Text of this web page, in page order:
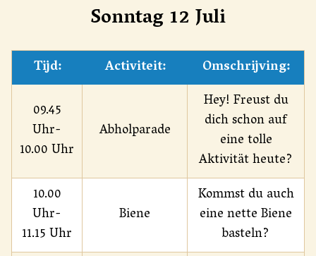
Sonntag 12 Juli
Tijd: Activiteit:
Omschrijving:
09.45
Uhr-
10.00 Uhr
Abholparade
Hey! Freust du
dich schon auf
eine tolle
Aktivität heute?
10.00
Uhr-
11.15 Uhr
Biene
Kommst du auch
eine nette Biene
basteln?